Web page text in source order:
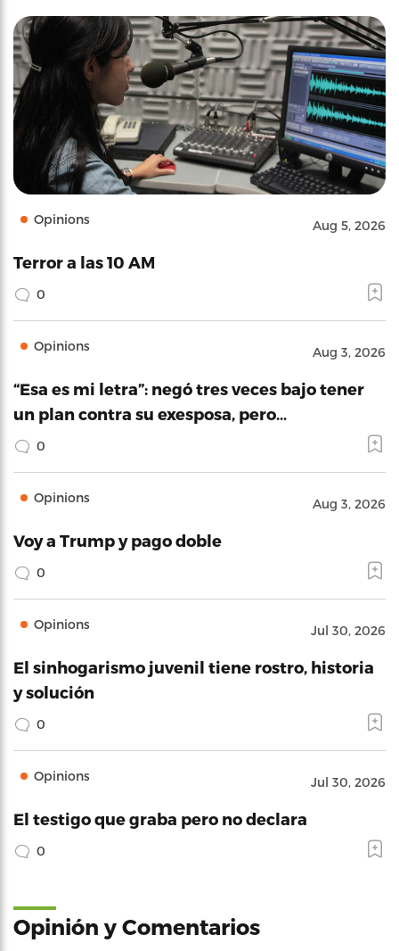
Opinions Aug 5, 2026
Terror a las 10 AM
0
Opinions Aug 3, 2026
“Esa es mi letra”: negó tres veces bajo tener
un plan contra su exesposa, pero…
0
Opinions Aug 3, 2026
Voy a Trump y pago doble
0
Opinions Jul 30, 2026
El sinhogarismo juvenil tiene rostro, historia
y solución
0
Opinions Jul 30, 2026
El testigo que graba pero no declara
0
Opinión y Comentarios